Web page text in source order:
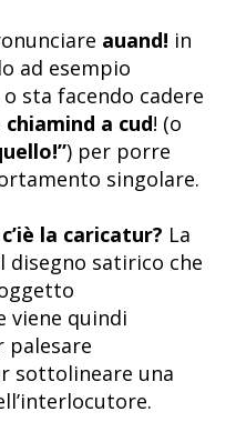
auand! in
ad esempio
sta facendo cadere
chiamind a cud! (o
) per porre
singolare.
c’iè la caricatur? La
disegno satirico che
viene quindi
sottolineare una